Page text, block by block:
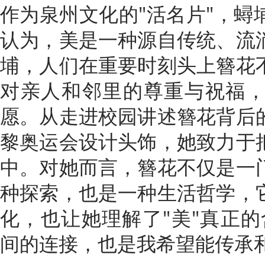
作为泉州文化的"活名片"，蟳
认为，美是一种源自传统、
埔，人们在重要时刻头上簪
对亲人和邻里的尊重与祝福
愿。从走进校园讲述簪花背
黎奥运会设计头饰，她致力
中。对她而言，簪花不仅是
种探索，也是一种生活哲学
化，也让她理解了"美"真正
间的连接，也是我希望能传承